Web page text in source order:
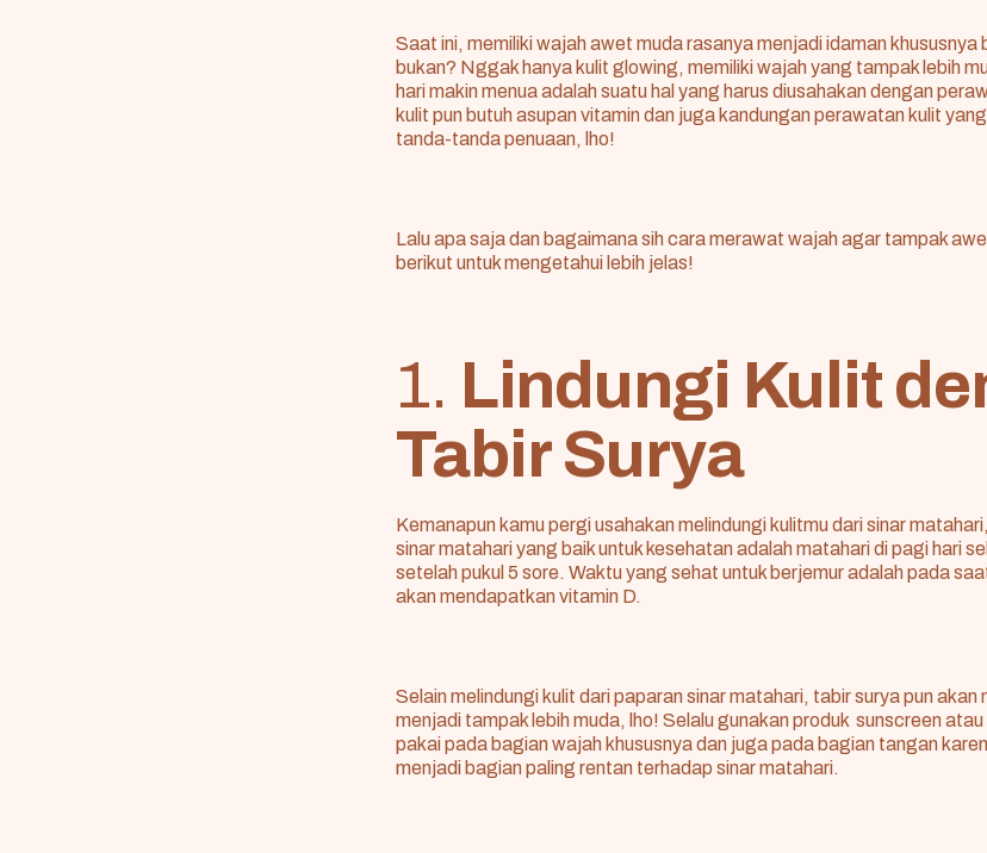
Saat ini, memiliki wajah awet muda rasanya menjadi idaman khususnya
bukan? Nggak hanya kulit glowing, memiliki wajah yang tampak lebih
hari makin menua adalah suatu hal yang harus diusahakan dengan
kulit pun butuh asupan vitamin dan juga kandungan perawatan kulit
tanda-tanda penuaan, lho!
Lalu apa saja dan bagaimana sih cara merawat wajah agar tampak
berikut untuk mengetahui lebih jelas!
1. Lindungi Kulit
Tabir Surya
Kemanapun kamu pergi usahakan melindungi kulitmu dari sinar
sinar matahari yang baik untuk kesehatan adalah matahari di pagi hari
setelah pukul 5 sore. Waktu yang sehat untuk berjemur adalah pada
akan mendapatkan vitamin D.
Selain melindungi kulit dari paparan sinar matahari, tabir surya pun akan
menjadi tampak lebih muda, lho! Selalu gunakan produk sunscreen
pakai pada bagian wajah khususnya dan juga pada bagian tangan
menjadi bagian paling rentan terhadap sinar matahari.